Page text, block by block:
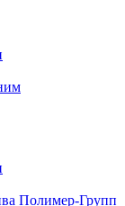
Полимер-Групп